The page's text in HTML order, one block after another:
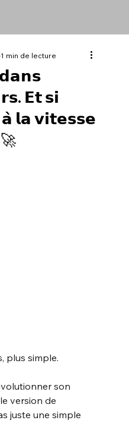
𝗘𝘁 𝘀𝗶
𝗹𝗮 𝘃𝗶𝘁𝗲𝘀𝘀𝗲
1 min de lecture
plus simple.
son
version de
juste une simple